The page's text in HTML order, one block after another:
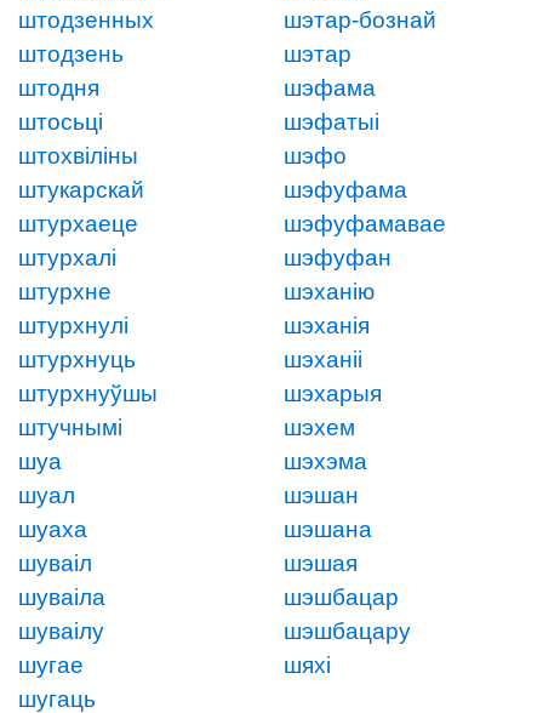
штодзенных
штодзень
штодня
штосьці
штохвіліны
штукарскай
штурхаеце
штурхалі
штурхне
штурхнулі
штурхнуць
штурхнуўшы
штучнымі
шуа
шуал
шуаха
шуваіл
шуваіла
шуваілу
шугае
шугаць
шэтар-бознай
шэтар
шэфама
шэфатыі
шэфо
шэфуфама
шэфуфамавае
шэфуфан
шэханію
шэханія
шэханіі
шэхарыя
шэхем
шэхэма
шэшан
шэшана
шэшая
шэшбацар
шэшбацару
шяхі